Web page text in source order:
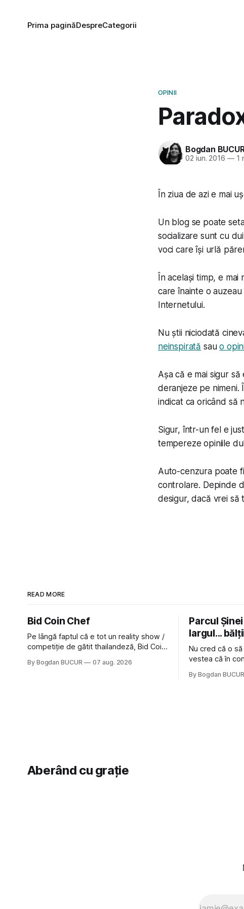
Prima paginăDespreCategorii
OPINII
Bogdan
02 iun. 2016 —1
În ziua de azi e mai
Un blog se poate
socializare sunt cu
voci care își urlă
În același timp, e
care înainte o
Internetului.
Nu știi niciodată
neinspirată sauo
Așa că e mai sigur
deranjeze pe nimeni.
indicat ca oricând să
Sigur, într-un fel e
tempereze opiniile
Auto-cenzura poate
controlare. Depinde
desigur, dacă vrei să
READ MORE
Bid Coin Chef
Pe lângă faptul că e tot un reality show /
competiție de gătit thailandeză, Bid Coin
Restaurant War Street King Thailand: și
By Bogdan BUCUR 07 aug. 2026
Parcul
largul...
Nu cred că o
vestea că în
afară de faptul
By Bogdan BUCUR
Aberând cu grație